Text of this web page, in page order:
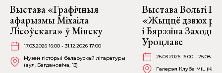
Выстава «Графічныя
афарызмы Міхаіла
Лісоўскага» ў Мінску
17.03.2026 16:00 - 31.12.2026 17:00
Музей гісторыі беларускай літаратуры
(вул. Багдановіча, 13)
Выстава Вольгі
«Жыццё дзвюх
і Бярэзіна
Уроцлаве
26.03.2026 16:00 -
Галерэя Клуба MiL